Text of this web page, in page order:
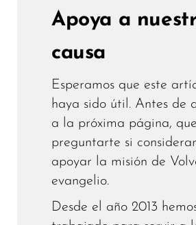
Apoya a
causa
Esperamos que este
haya sido útil. Antes de
a la próxima página,
preguntarte si
apoyar la misión de
evangelio.
Desde el año 2013